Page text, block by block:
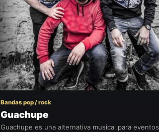
G
Bandas pop / rock
Guachupe
Guachupe es una alternativa musical para eventos